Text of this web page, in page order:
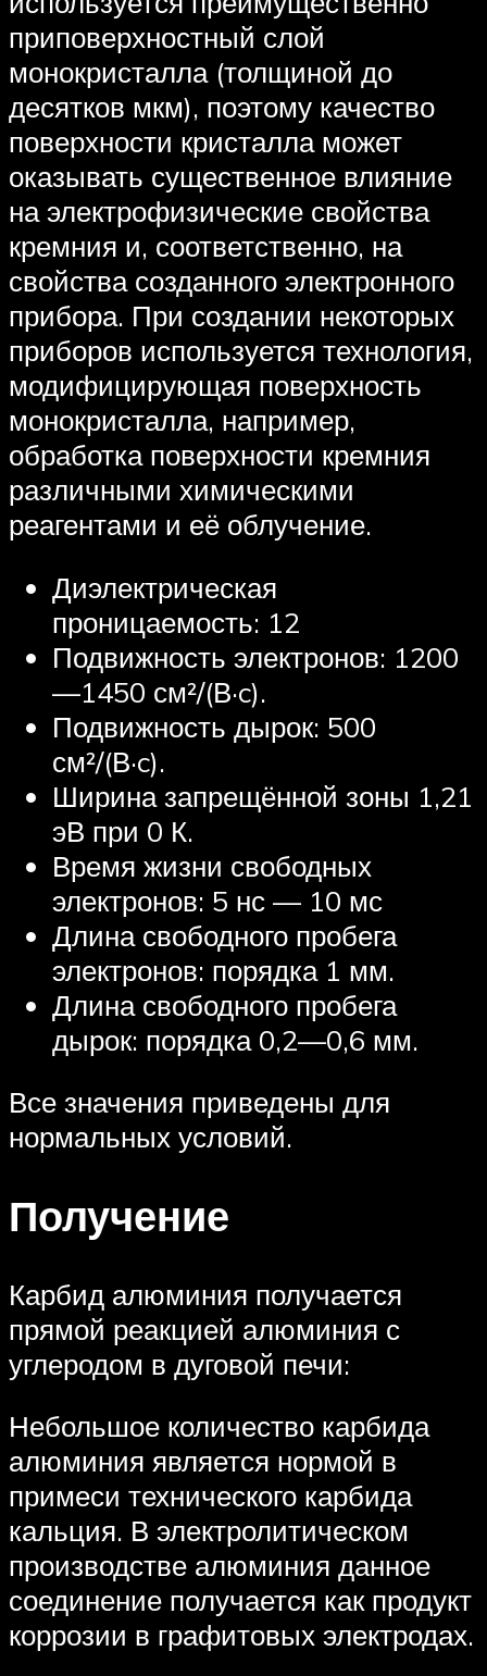
приповерхностный слой
монокристалла (толщиной до
десятков мкм), поэтому качество
поверхности кристалла может
оказывать существенное влияние
на электрофизические свойства
кремния и, соответственно, на
свойства созданного электронного
прибора. При создании некоторых
приборов используется технология,
модифицирующая поверхность
монокристалла, например,
обработка поверхности кремния
различными химическими
реагентами и её облучение.
Диэлектрическая
проницаемость: 12
Подвижность электронов: 1200
—1450 см²/(В·c).
Подвижность дырок: 500
см²/(В·c).
Ширина запрещённой зоны 1,21
эВ при 0 К.
Время жизни свободных
электронов: 5 нс — 10 мс
Длина свободного пробега
электронов: порядка 1 мм.
Длина свободного пробега
дырок: порядка 0,2—0,6 мм.
Все значения приведены для
нормальных условий.
Получение
Карбид алюминия получается
прямой реакцией алюминия с
углеродом в дуговой печи:
Небольшое количество карбида
алюминия является нормой в
примеси технического карбида
кальция. В электролитическом
производстве алюминия данное
соединение получается как продукт
коррозии в графитовых электродах.